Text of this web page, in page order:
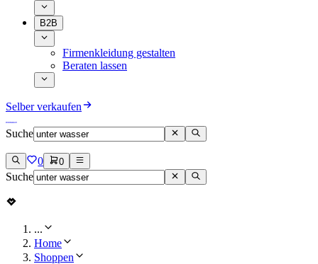
B2B
Firmenkleidung gestalten
Beraten lassen
Selber verkaufen
Suche
0 0
Suche
...
Home
Shoppen